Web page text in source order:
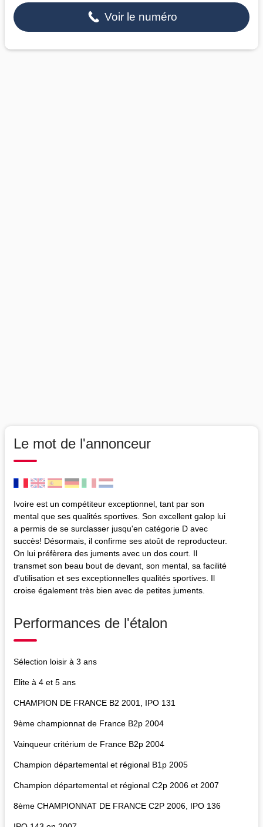
Voir le numéro
Le mot de l'annonceur
Ivoire est un compétiteur exceptionnel, tant par son
mental que ses qualités sportives. Son excellent galop lui
a permis de se surclasser jusqu'en catégorie D avec
succès! Désormais, il confirme ses atoût de reproducteur.
On lui préfèrera des juments avec un dos court. Il
transmet son beau bout de devant, son mental, sa facilité
d'utilisation et ses exceptionnelles qualités sportives. Il
croise également très bien avec de petites juments.
Performances de l'étalon
Sélection loisir à 3 ans
Elite à 4 et 5 ans
CHAMPION DE FRANCE B2 2001, IPO 131
9ème championnat de France B2p 2004
Vainqueur critérium de France B2p 2004
Champion départemental et régional B1p 2005
Champion départemental et régional C2p 2006 et 2007
8ème CHAMPIONNAT DE FRANCE C2P 2006, IPO 136